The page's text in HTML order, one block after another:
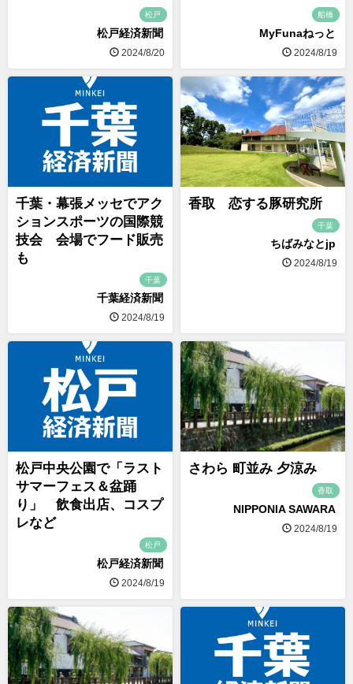
松戸
松戸経済新聞
2024/8/20
船橋
MyFunaねっと
2024/8/19
千葉・幕張メッセでアク
ションスポーツの国際競
技会 会場でフード販売
も
千葉
千葉経済新聞
2024/8/19
香取 恋する豚研究所
千葉
ちばみなとjp
2024/8/19
松戸中央公園で「ラスト
サマーフェス＆盆踊
り」 飲食出店、コスプ
レなど
松戸
松戸経済新聞
2024/8/19
さわら 町並み 夕涼み
香取
NIPPONIA SAWARA
2024/8/19